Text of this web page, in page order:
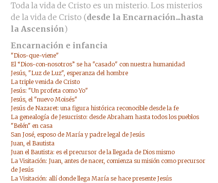
Toda la vida de Cristo es un misterio. Los misterios
de la vida de Cristo (desde la Encarnación...hasta
la Ascensión)
Encarnación e infancia
"Dios-que-viene"
El “Dios-con-nosotros” se ha "casado" con nuestra humanidad
Jesús, "Luz de Luz", esperanza del hombre
La triple venida de Cristo
Jesús: "Un profeta como Yo"
Jesús, el "nuevo Moisés"
Jesús de Nazaret: una figura histórica reconocible desde la fe
La genealogía de Jesucristo: desde Abraham hasta todos los pueblos
"Belén" en casa
San José, esposo de María y padre legal de Jesús
Juan, el Bautista
Juan el Bautista: es el precursor de la llegada de Dios mismo
La Visitación: Juan, antes de nacer, comienza su misión como precursor
de Jesús
La Visitación: allí donde llega María se hace presente Jesús